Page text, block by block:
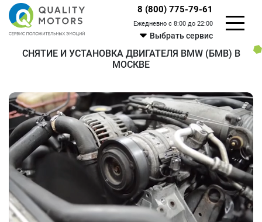
8 (800) 775-79-61
Ежедневно с 8:00 до 22:00
Выбрать сервис
СНЯТИЕ И УСТАНОВКА ДВИГАТЕЛЯ BMW (БМВ) В
МОСКВЕ